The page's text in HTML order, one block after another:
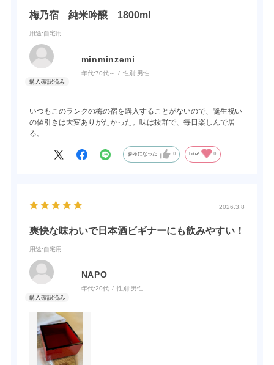
梅乃宿 純米吟醸 1800ml
用途:自宅用
minminzemi
年代:70代～ 性別:男性
いつもこのランクの梅の宿を購入することがないので、誕生祝い
の値引きは大変ありがたかった。味は抜群で、毎日楽しんで居
る。
参考になった 0 Like! 0
2026.3.8
爽快な味わいで日本酒ビギナーにも飲みやすい！
用途:自宅用
NAPO
年代:20代 性別:男性